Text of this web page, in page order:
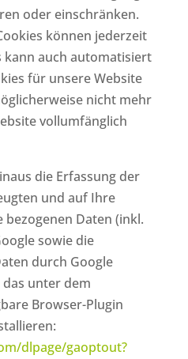
oder einschränken.
können jederzeit
kann auch automatisiert
für unsere Website
nicht mehr
vollumfänglich
die Erfassung der
und auf Ihre
Daten (inkl.
sowie die
durch Google
unter dem
Browser-Plugin
dlpage/gaoptout?